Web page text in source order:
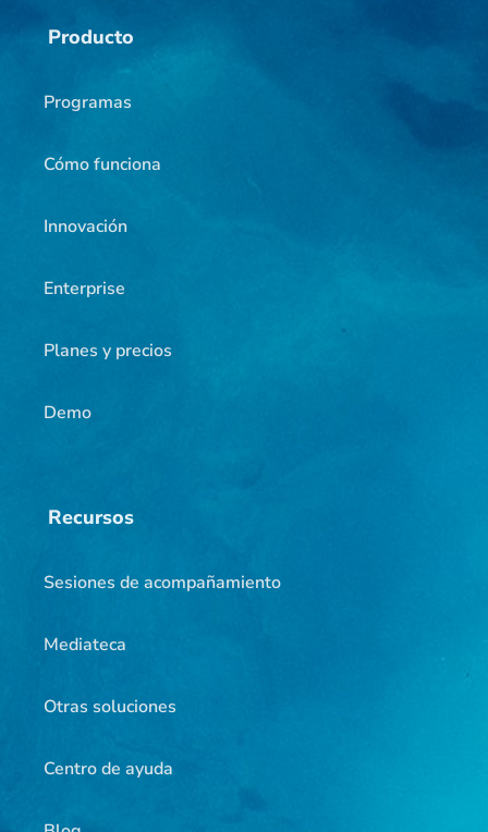
Producto
Programas
Cómo funciona
Innovación
Enterprise
Planes y precios
Demo
Recursos
Sesiones de acompañamiento
Mediateca
Otras soluciones
Centro de ayuda